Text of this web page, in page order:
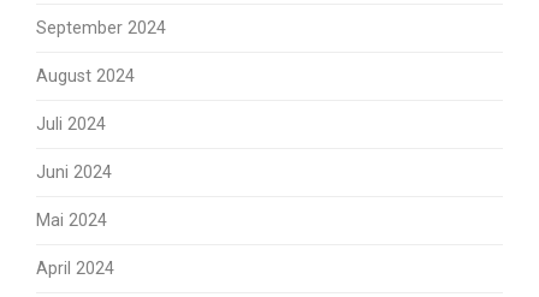
September 2024
August 2024
Juli 2024
Juni 2024
Mai 2024
April 2024